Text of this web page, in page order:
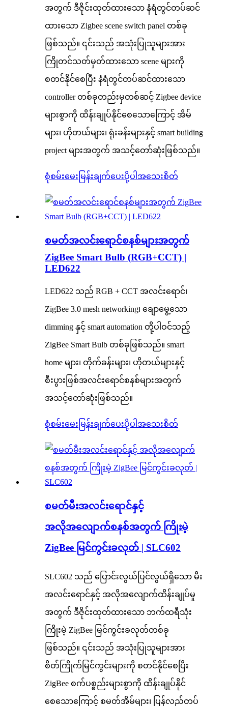
အတွက် ဒီဇိုင်းထုတ်ထားသော နံရံတွင်တပ်ဆင်
ထားသော Zigbee scene switch panel တစ်ခု
ဖြစ်သည်။ ၎င်းသည် အသုံးပြုသူများအား
ကြိုတင်သတ်မှတ်ထားသော scene များကို
စတင်နိုင်စေပြီး နံရံတွင်တပ်ဆင်ထားသော
controller တစ်ခုတည်းမှတစ်ဆင့် Zigbee device
များစွာကို ထိန်းချုပ်နိုင်စေသောကြောင့် အိမ်
များ၊ ဟိုတယ်များ၊ ရုံးခန်းများနှင့် smart building
project များအတွက် အသင့်တော်ဆုံးဖြစ်သည်။
စုံစမ်းမေးမြန်းချက်ပေးပို့ပါ အသေးစိတ်
စမတ်အလင်းရောင်စနစ်များအတွက်
ZigBee Smart Bulb (RGB+CCT) |
LED622
LED622 သည် RGB + CCT အလင်းရောင်၊
ZigBee 3.0 mesh networking၊ ချောမွေ့သော
dimming နှင့် smart automation တို့ပါဝင်သည့်
ZigBee Smart Bulb တစ်ခုဖြစ်သည်။ smart
home များ၊ တိုက်ခန်းများ၊ ဟိုတယ်များနှင့်
စီးပွားဖြစ်အလင်းရောင်စနစ်များအတွက်
အသင့်တော်ဆုံးဖြစ်သည်။
စုံစမ်းမေးမြန်းချက်ပေးပို့ပါ အသေးစိတ်
စမတ်မီးအလင်းရောင်နှင့်
အလိုအလျောက်စနစ်အတွက် ကြိုးမဲ့
ZigBee မြင်ကွင်းခလုတ် | SLC602
SLC602 သည် ပြောင်းလွယ်ပြင်လွယ်ရှိသော မီး
အလင်းရောင်နှင့် အလိုအလျောက်ထိန်းချုပ်မှု
အတွက် ဒီဇိုင်းထုတ်ထားသော ဘက်ထရီသုံး
ကြိုးမဲ့ ZigBee မြင်ကွင်းခလုတ်တစ်ခု
ဖြစ်သည်။ ၎င်းသည် အသုံးပြုသူများအား
စိတ်ကြိုက်မြင်ကွင်းများကို စတင်နိုင်စေပြီး
ZigBee စက်ပစ္စည်းများစွာကို ထိန်းချုပ်နိုင်
စေသောကြောင့် စမတ်အိမ်များ၊ ပြန်လည်တပ်